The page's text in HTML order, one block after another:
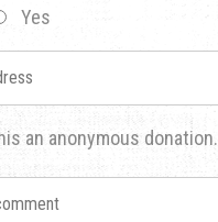
Yes
an anonymous donation.